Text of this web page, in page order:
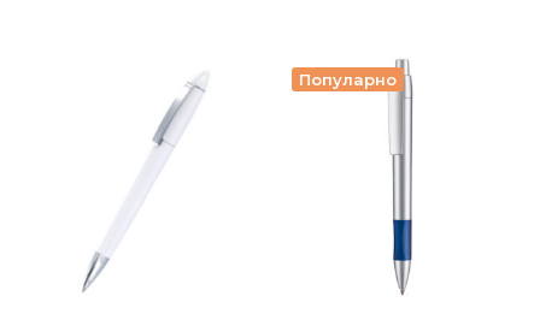
Популарно